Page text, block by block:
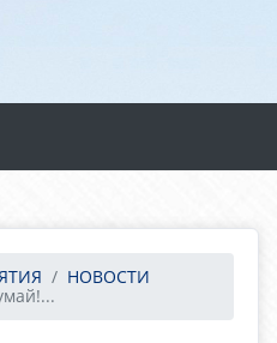
НОВОСТИ